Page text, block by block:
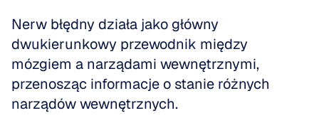
Nerw błędny działa jako główny
dwukierunkowy przewodnik między
mózgiem a narządami wewnętrznymi,
przenosząc informacje o stanie różnych
narządów wewnętrznych.